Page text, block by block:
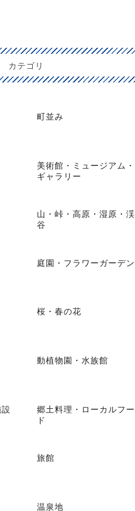
カテゴリ
町並み
美術館・ミュージアム・
ギャラリー
山・峠・高原・湿原・渓
谷
庭園・フラワーガーデン
桜・春の花
動植物園・水族館
郷土料理・ローカルフー
ド
旅館
温泉地